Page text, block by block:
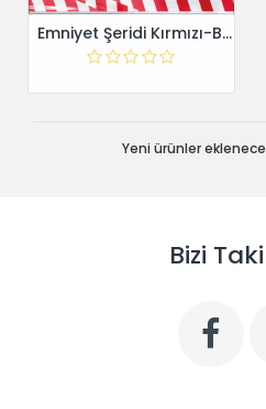
Emniyet Şeridi Kırmızı-Beyaz 500 mt
Yeni ürünler
Bizi